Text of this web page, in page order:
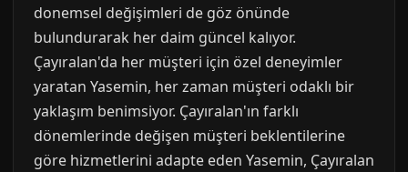
donemsel değişimleri de göz önünde
bulundurarak her daim güncel kalıyor.
Çayıralan'da her müşteri için özel deneyimler
yaratan Yasemin, her zaman müşteri odaklı bir
yaklaşım benimsiyor. Çayıralan'ın farklı
dönemlerinde değişen müşteri beklentilerine
göre hizmetlerini adapte eden Yasemin, Çayıralan